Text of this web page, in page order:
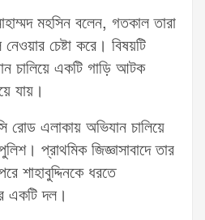
মহসিন বলেন, গতকাল তারা
চেষ্টা করে। বিষয়টি
চালিয়ে একটি গাড়ি আটক
যায়।
রোড এলাকায় অভিযান চালিয়ে
প্রাথমিক জিজ্ঞাসাবাদে তার
শাহাবুদ্দিনকে ধরতে
একটি দল।